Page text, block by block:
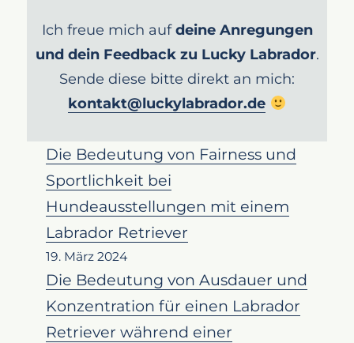
Ich freue mich aufdeine Anregungen
und dein Feedback zu Lucky Labrador.
Sende diese bitte direkt an mich:
kontakt@luckylabrador.de
Die Bedeutung von Fairness und
Sportlichkeit bei
Hundeausstellungen mit einem
Labrador Retriever
19. März 2024
Die Bedeutung von Ausdauer und
Konzentration für einen Labrador
Retriever während einer